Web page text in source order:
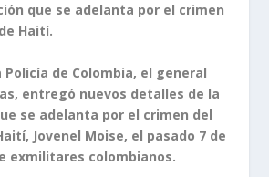
que se adelanta por el crimen
Haití.
de Colombia, el general
entregó nuevos detalles de la
se adelanta por el crimen del
Jovenel Moise, el pasado 7 de
exmilitares colombianos.